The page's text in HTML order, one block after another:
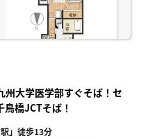
州大学医学部すぐそば！セ
橋JCTそば！
」徒歩13分